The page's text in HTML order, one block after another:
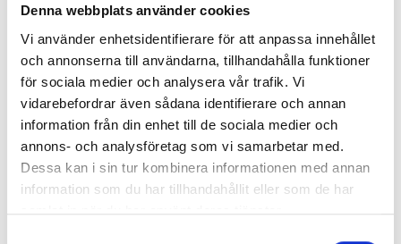
Denna webbplats använder cookies
Vi använder enhetsidentifierare för att anpassa innehållet
och annonserna till användarna, tillhandahålla funktioner
för sociala medier och analysera vår trafik. Vi
vidarebefordrar även sådana identifierare och annan
information från din enhet till de sociala medier och
annons- och analysföretag som vi samarbetar med.
Dessa kan i sin tur kombinera informationen med annan
information som du har tillhandahållit eller som de har
samlat in när du har använt deras tjänster.
Enorma skillnader mellan